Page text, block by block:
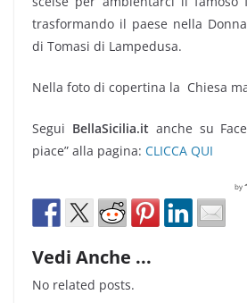
trasformando il paese nella
di Tomasi di Lampedusa.
Nella foto di copertina la Chiesa
Segui BellaSicilia.it anche su
piace” alla pagina: CLICCA QUI
by
Vedi Anche ...
No related posts.